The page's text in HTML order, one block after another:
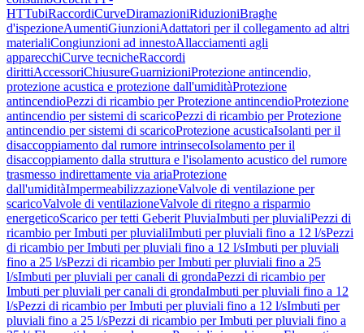
HTTubiRaccordiCurveDiramazioniRiduzioniBraghe
d'ispezioneAumentiGiunzioniAdattatori per il collegamento ad altri
materialiCongiunzioni ad innestoAllacciamenti agli
apparecchiCurve tecnicheRaccordi
dirittiAccessoriChiusureGuarnizioniProtezione antincendio,
protezione acustica e protezione dall'umiditàProtezione
antincendioPezzi di ricambio per Protezione antincendioProtezione
antincendio per sistemi di scaricoPezzi di ricambio per Protezione
antincendio per sistemi di scaricoProtezione acusticaIsolanti per il
disaccoppiamento dal rumore intrinsecoIsolamento per il
disaccoppiamento dalla struttura e l'isolamento acustico del rumore
trasmesso indirettamente via ariaProtezione
dall'umiditàImpermeabilizzazioneValvole di ventilazione per
scaricoValvole di ventilazioneValvole di ritegno a risparmio
energeticoScarico per tetti Geberit PluviaImbuti per pluvialiPezzi di
ricambio per Imbuti per pluvialiImbuti per pluviali fino a 12 l/sPezzi
di ricambio per Imbuti per pluviali fino a 12 l/sImbuti per pluviali
fino a 25 l/sPezzi di ricambio per Imbuti per pluviali fino a 25
l/sImbuti per pluviali per canali di grondaPezzi di ricambio per
Imbuti per pluviali per canali di grondaImbuti per pluviali fino a 12
l/sPezzi di ricambio per Imbuti per pluviali fino a 12 l/sImbuti per
pluviali fino a 25 l/sPezzi di ricambio per Imbuti per pluviali fino a